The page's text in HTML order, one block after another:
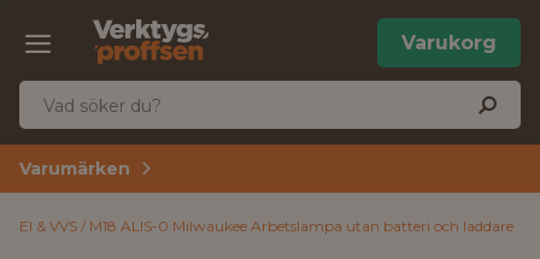
Varukorg
Varumärken
El & VVS M18 ALIS-0 Milwaukee Arbetslampa utan batteri och laddare